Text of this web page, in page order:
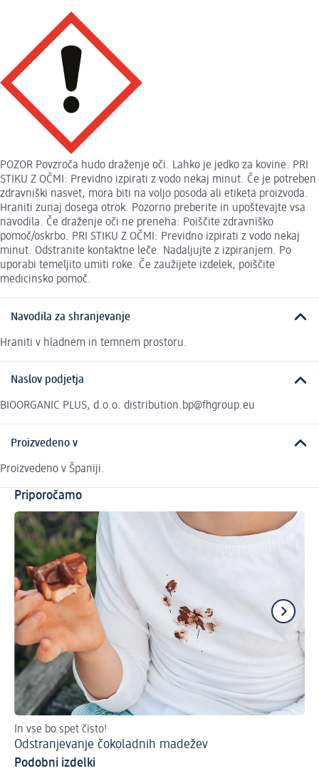
POZOR Povzroča hudo draženje oči. Lahko je jedko za kovine. PRI
STIKU Z OČMI: Previdno izpirati z vodo nekaj minut. Če je potreben
zdravniški nasvet, mora biti na voljo posoda ali etiketa proizvoda.
Hraniti zunaj dosega otrok. Pozorno preberite in upoštevajte vsa
navodila. Če draženje oči ne preneha: Poiščite zdravniško
pomoč/oskrbo. PRI STIKU Z OČMI: Previdno izpirati z vodo nekaj
minut. Odstranite kontaktne leče. Nadaljujte z izpiranjem. Po
uporabi temeljito umiti roke. Če zaužijete izdelek, poiščite
medicinsko pomoč.
Navodila za shranjevanje
Hraniti v hladnem in temnem prostoru.
Naslov podjetja
BIOORGANIC PLUS, d.o.o. distribution.bp@fhgroup.eu
Proizvedeno v
Proizvedeno v Španiji.
Priporočamo
In vse bo spet čisto!
Odstranjevanje čokoladnih madežev
Podobni izdelki